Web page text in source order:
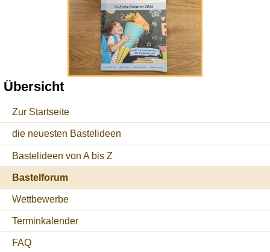
Übersicht
Zur Startseite
die neuesten Bastelideen
Bastelideen von A bis Z
Bastelforum
Wettbewerbe
Terminkalender
FAQ